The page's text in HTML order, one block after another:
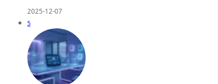
2025-12-07
5